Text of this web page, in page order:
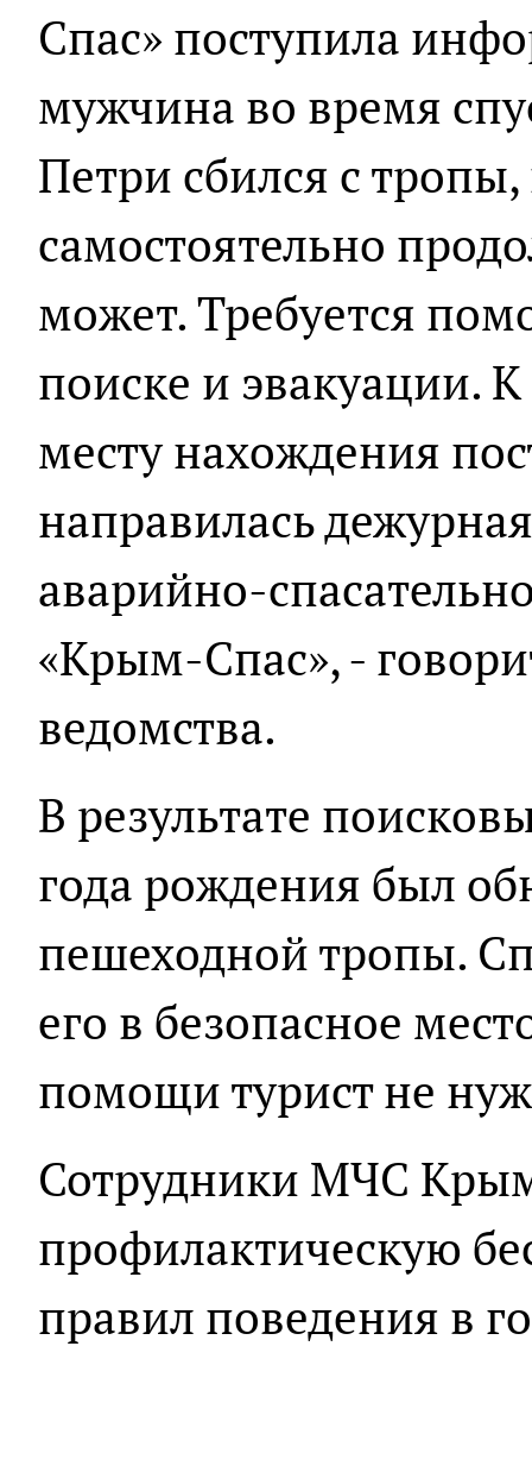
Спас» поступила
мужчина во время
Петри сбился с
самостоятельно
может. Требуется
поиске и эвакуации.
месту нахождения
направилась
аварийно-
«Крым-Спас», -
ведомства.
В результате
года рождения был
пешеходной тропы.
его в безопасное
помощи турист не
Сотрудники МЧС
профилактическую
правил поведения в